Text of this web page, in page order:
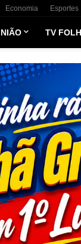
Economia Esportes
TV